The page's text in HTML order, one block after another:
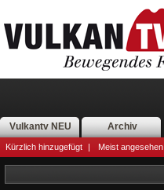
Vulkantv NEU Archiv
Kürzlich hinzugefügt | Meist angesehen